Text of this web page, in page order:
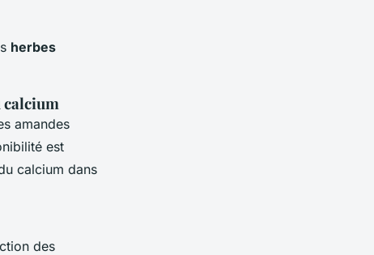
herbes
calcium
amandes
est
calcium dans
des